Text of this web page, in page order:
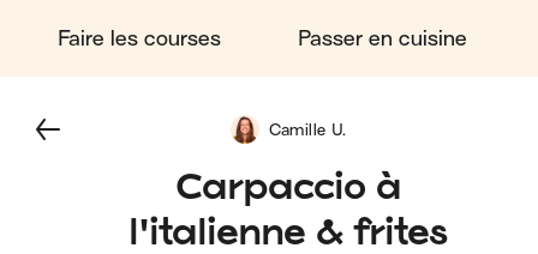
Faire les courses Passer en cuisine
Carpaccio à
l'italienne & frites
Camille U.